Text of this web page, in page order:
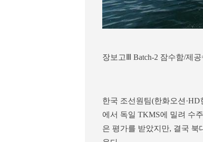
장보고Ⅲ Batch-2 잠수함/제
한국 조선원팀(한화오션
에서 독일 TKMS에 밀려 수
은 평가를 받았지만, 결국 북